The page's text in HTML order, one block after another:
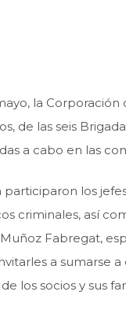
la
de las seis
a cabo en las
participaron los
criminales, así
Fabregat,
a
los socios y sus